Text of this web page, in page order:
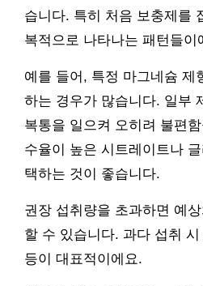
습니다. 특히 처음 보충제를
복적으로 나타나는 패턴들이
예를 들어, 특정 마그네슘 제
하는 경우가 많습니다. 일부
복통을 일으켜 오히려 불편
수율이 높은 시트레이트나
택하는 것이 좋습니다.
권장 섭취량을 초과하면 예
할 수 있습니다. 과다 섭취
등이 대표적이에요.